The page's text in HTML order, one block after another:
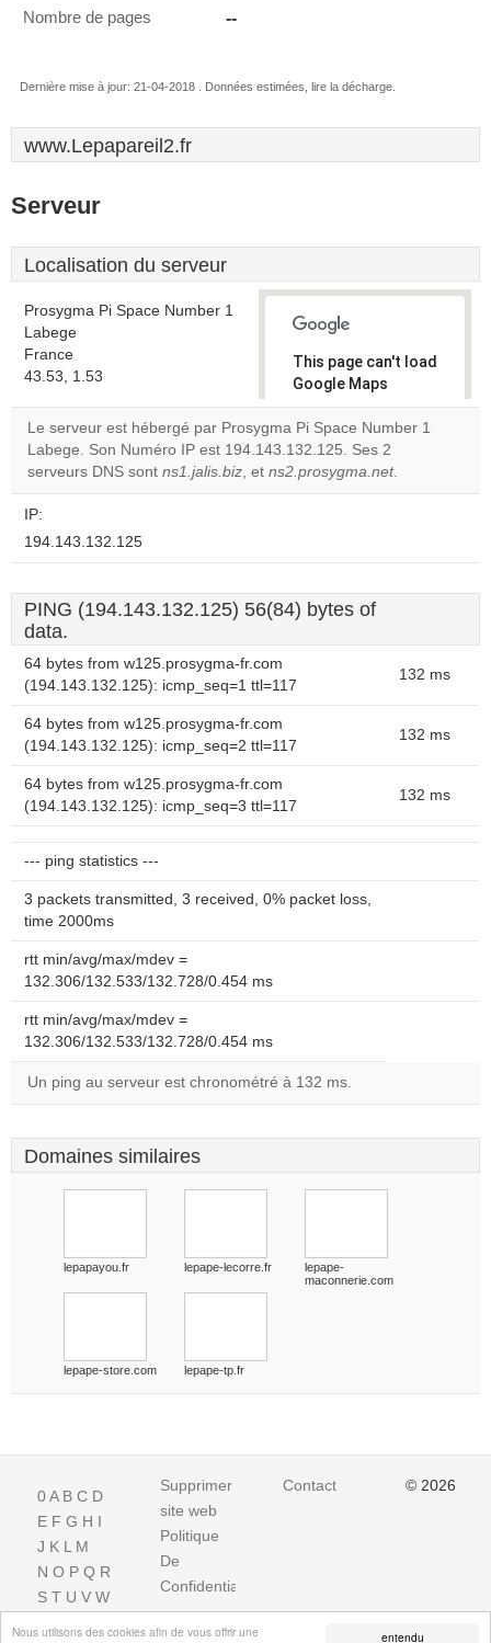
entendu
Nous utilisons des cookies afin de vous offrir une
Nombre de pages --
Dernière mise à jour: 21-04-2018 . Données estimées, lire la décharge.
www.Lepapareil2.fr
Serveur
Localisation du serveur
Prosygma Pi Space Number 1
Labege
France
43.53, 1.53
This page can't load
Google Maps
correctly.
Do you
own this
Le serveur est hébergé par Prosygma Pi Space Number 1
Labege. Son Numéro IP est 194.143.132.125. Ses 2
serveurs DNS sont ns1.jalis.biz, et ns2.prosygma.net.
IP:
194.143.132.125
PING (194.143.132.125) 56(84) bytes of
data.
64 bytes from w125.prosygma-fr.com
(194.143.132.125): icmp_seq=1 ttl=117
132 ms
64 bytes from w125.prosygma-fr.com
(194.143.132.125): icmp_seq=2 ttl=117
132 ms
64 bytes from w125.prosygma-fr.com
(194.143.132.125): icmp_seq=3 ttl=117
132 ms
--- ping statistics ---
3 packets transmitted, 3 received, 0% packet loss,
time 2000ms
rtt min/avg/max/mdev =
132.306/132.533/132.728/0.454 ms
rtt min/avg/max/mdev =
132.306/132.533/132.728/0.454 ms
Un ping au serveur est chronométré à 132 ms.
Domaines similaires
lepapayou.fr lepape-lecorre.fr
lepape-
maconnerie.com
lepape-store.com lepape-tp.fr
0A B C D
E F G H I
J K L M
N O P Q R
S T U V W
Supprimer
site web
Politique
De
Confidentialite
Contact © 2026